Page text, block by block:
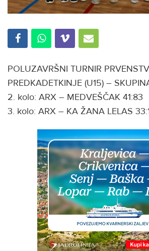
POLUZAVRŠNI TURNIR
PREDKADETKINJE (U15) –
2. kolo: ARX – MEDVEŠČAK 41:83
3. kolo: ARX – KA ŽANA LELAS